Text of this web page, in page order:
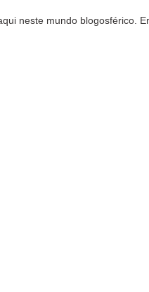
neste mundo blogosférico.